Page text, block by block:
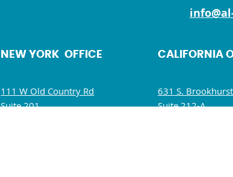
NEW YORK OFFICE
111 W Old Country Rd
Suite 201
CALIFORNIA
631 S.
Suite 212-A